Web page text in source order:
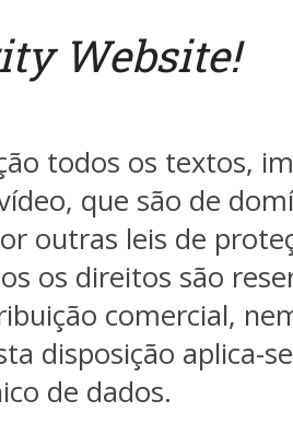
Website!
todos os textos,
que são de
outras leis de
os direitos são
comercial,
disposição aplica-
de dados.